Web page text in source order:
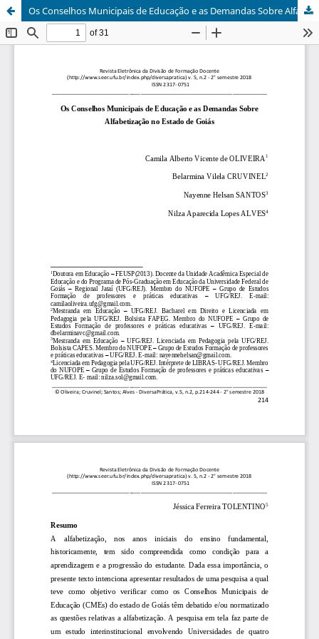
Os Conselhos Municipais de Educação e as Demandas Sobre Alfabetização no Estado de Goiás